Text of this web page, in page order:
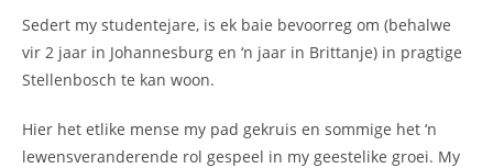
Sedert my studentejare, is ek baie bevoorreg om (behalwe
vir 2 jaar in Johannesburg en ‘n jaar in Brittanje) in pragtige
Stellenbosch te kan woon.
Hier het etlike mense my pad gekruis en sommige het ‘n
lewensveranderende rol gespeel in my geestelike groei. My